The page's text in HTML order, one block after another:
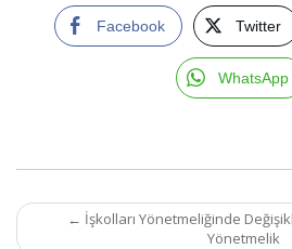
Facebook Twitter
WhatsApp
Post
navigation
← İşkolları Yönetmeliğinde
Yönetmelik